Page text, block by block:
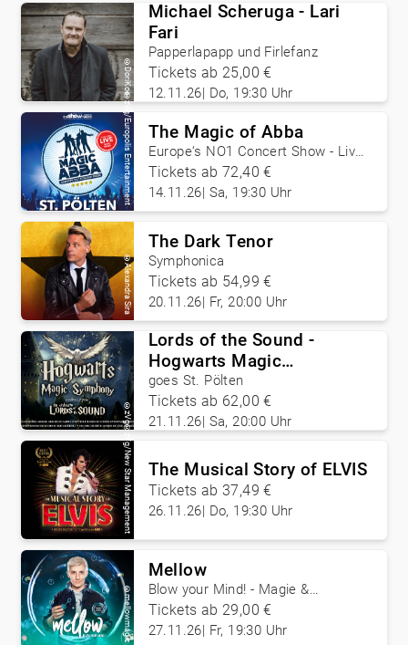
©
DoriKoe 12.11.26 Do, 19:30 Uhr
Michael Scheruga - Lari
Fari
Papperlapapp und Firlefanz
Tickets ab 25,00 €
©
zVg/Europolis Entertainment 14.11.26 Sa, 19:30 Uhr
The Magic of Abba
Europe‘s NO1 Concert Show - Live
with Band Europe
Tickets ab 72,40 €
©
Alexandra Sira 20.11.26 Fr, 20:00 Uhr
The Dark Tenor
Symphonica
Tickets ab 54,99 €
©
zVg 21.11.26 Sa, 20:00 Uhr
Lords of the Sound -
Hogwarts Magic
Symphony
goes St. Pölten
Tickets ab 62,00 €
©
zVg/New Star Management 26.11.26 Do, 19:30 Uhr
The Musical Story of ELVIS
Tickets ab 37,49 €
©
mellowmagic 27.11.26 Fr, 19:30 Uhr
Mellow
Blow your Mind! - Magie &
Illusionen Live!
Tickets ab 29,00 €